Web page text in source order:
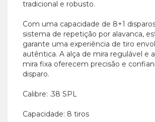
tradicional e robusto.
Com uma capacidade de 8+1
sistema de repetição por alavanca,
garante uma experiência de tiro
autêntica. A alça de mira regulável e
mira fixa oferecem precisão e
disparo.
Calibre: .38 SPL
Capacidade: 8 tiros